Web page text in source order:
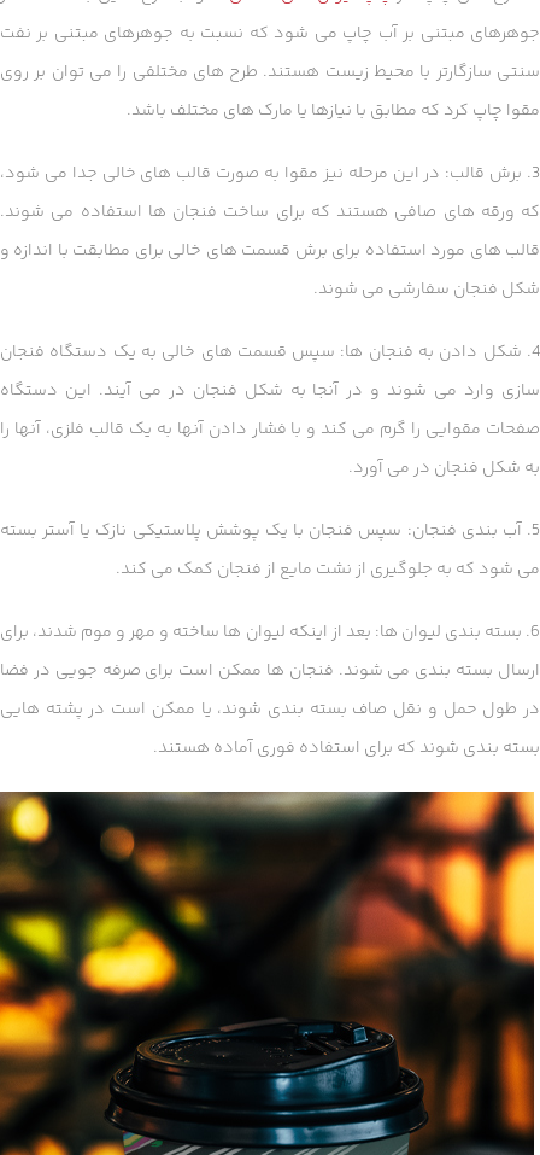
جوهرهای مبتنی بر آب چاپ می شود که نسبت به جوهرهای مبتنی بر نفت
سنتی سازگارتر با محیط زیست هستند. طرح های مختلفی را می توان بر روی
مقوا چاپ کرد که مطابق با نیازها یا مارک های مختلف باشد.
3. برش قالب: در این مرحله نیز مقوا به صورت قالب های خالی جدا می شود،
که ورقه های صافی هستند که برای ساخت فنجان ها استفاده می شوند.
قالب های مورد استفاده برای برش قسمت های خالی برای مطابقت با اندازه و
شکل فنجان سفارشی می شوند.
4. شکل دادن به فنجان ها: سپس قسمت های خالی به یک دستگاه فنجان
سازی وارد می شوند و در آنجا به شکل فنجان در می آیند. این دستگاه
صفحات مقوایی را گرم می کند و با فشار دادن آنها به یک قالب فلزی، آنها را
به شکل فنجان در می آورد.
5. آب بندی فنجان: سپس فنجان با یک پوشش پلاستیکی نازک یا آستر بسته
می شود که به جلوگیری از نشت مایع از فنجان کمک می کند.
6. بسته بندی لیوان ها: بعد از اینکه لیوان ها ساخته و مهر و موم شدند، برای
ارسال بسته بندی می شوند. فنجان ها ممکن است برای صرفه جویی در فضا
در طول حمل و نقل صاف بسته بندی شوند، یا ممکن است در پشته هایی
بسته بندی شوند که برای استفاده فوری آماده هستند.